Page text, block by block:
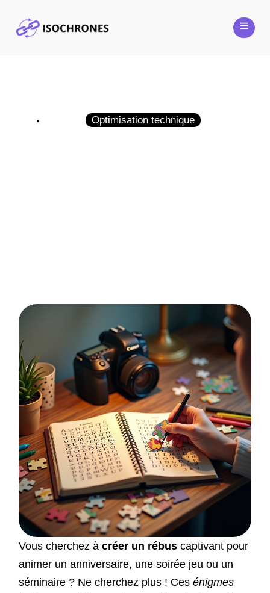
Optimisation technique
Vous cherchez à créer un rébuscaptivant pour
animer un anniversaire, une soirée jeu ou un
séminaire ? Ne cherchez plus ! Ces énigmes